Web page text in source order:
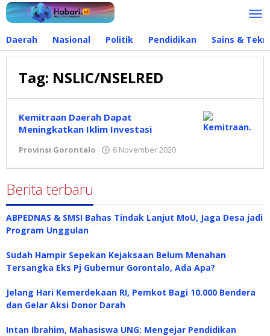
Lewati
ke
Daerah Nasional Politik Pendidikan Sains &
Tag: NSLIC/NSELRED
Kemitraan Daerah Dapat
Meningkatkan Iklim Investasi
Provinsi Gorontalo 6 November 2020
Berita terbaru
ABPEDNAS & SMSI Bahas Tindak Lanjut MoU, Jaga Desa jadi
Program Unggulan
Sudah Hampir Sepekan Kejaksaan Belum Menahan
Tersangka Eks Pj Gubernur Gorontalo, Ada Apa?
Jelang Hari Kemerdekaan RI, Pemkot Bagi 10.000 Bendera
dan Gelar Aksi Donor Darah
Intan Ibrahim, Mahasiswa UNG: Mengejar Pendidikan